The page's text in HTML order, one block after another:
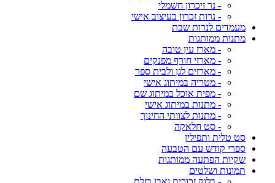
- נר זיכרון חשמלי
- נרות זכרון בעיצוב אישי
מעמדים לנרות שבת
מתנות ממותגות
- מארז עין טובה
- מארזי חורף מפנקים
- מארזים לגן ולבית ספר
- מטריה במיתוג אישי
- מפית אוכל במיתוג שם
- מתנות במיתוג אישי
- מתנות לצוותי החינוך
- סט חלאקה
סט טלית ותפילין
ספרי קודש עם הטבעה
שקיות הפתעה ממותגות
תמונות ושלטים